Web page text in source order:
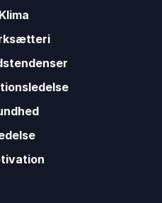
Klima